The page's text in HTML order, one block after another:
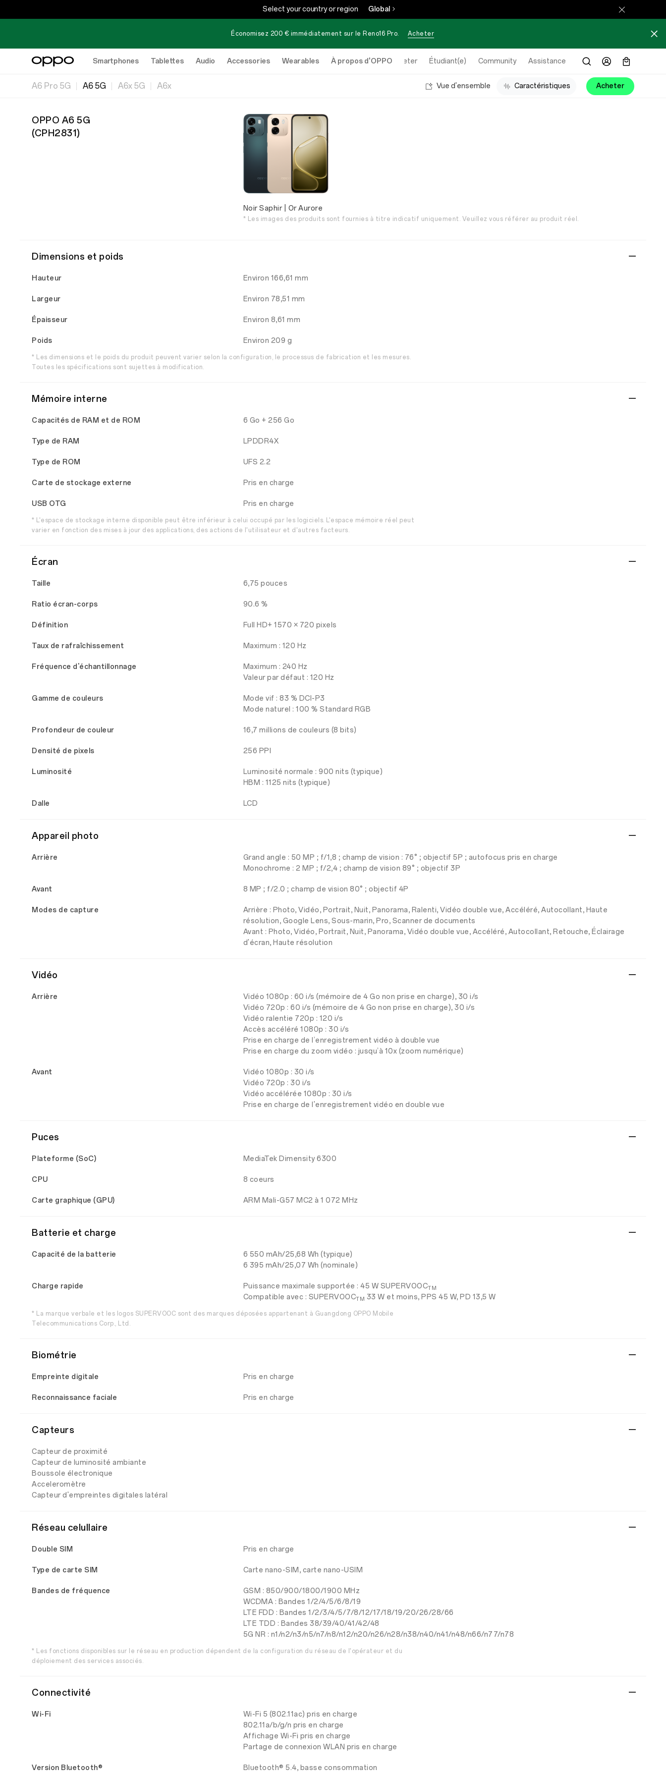
Select your country or region Global
Économisez 200 € immédiatement sur le Reno16 Pro. Acheter
Smartphones Tablettes Audio Accessories Wearables À propos d'OPPOAcheter Étudiant(e) Community Assistance
A6 Pro 5G A6 5G A6x 5G A6x Vue d'ensemble Caractéristiques Acheter
OPPO A6 5G
(CPH2831)
Noir Saphir | Or Aurore
* Les images des produits sont fournies à titre indicatif uniquement. Veuillez vous référer au produit réel.
Dimensions et poids
Hauteur Environ 166,61 mm
Largeur Environ 78,51 mm
Épaisseur Environ 8,61 mm
Poids Environ 209 g
* Les dimensions et le poids du produit peuvent varier selon la configuration, le processus de fabrication et les mesures.
Toutes les spécifications sont sujettes à modification.
Mémoire interne
Capacités de RAM et de ROM 6 Go + 256 Go
Type de RAM LPDDR4X
Type de ROM UFS 2.2
Carte de stockage externe Pris en charge
USB OTG Pris en charge
* L'espace de stockage interne disponible peut être inférieur à celui occupé par les logiciels. L'espace mémoire réel peut
varier en fonction des mises à jour des applications, des actions de l'utilisateur et d'autres facteurs.
Écran
Taille 6,75 pouces
Ratio écran-corps 90.6 %
Définition Full HD+ 1570 × 720 pixels
Taux de rafraîchissement Maximum : 120 Hz
Fréquence d'échantillonnage
Maximum : 240 Hz
Valeur par défaut : 120 Hz
Gamme de couleurs
Mode vif : 83 % DCI-P3
Mode naturel : 100 % Standard RGB
Profondeur de couleur 16,7 millions de couleurs (8 bits)
Densité de pixels 256 PPI
Luminosité
Luminosité normale : 900 nits (typique)
HBM : 1125 nits (typique)
Dalle LCD
Appareil photo
Arrière
Grand angle : 50 MP ; f/1,8 ; champ de vision : 76° ; objectif 5P ; autofocus pris en charge
Monochrome : 2 MP ; f/2,4 ; champ de vision 89° ; objectif 3P
Avant 8 MP ; f/2.0 ; champ de vision 80° ; objectif 4P
Modes de capture
Arrière : Photo, Vidéo, Portrait, Nuit, Panorama, Ralenti, Vidéo double vue, Accéléré, Autocollant, Haute
résolution, Google Lens, Sous-marin, Pro, Scanner de documents
Avant : Photo, Vidéo, Portrait, Nuit, Panorama, Vidéo double vue, Accéléré, Autocollant, Retouche, Éclairage
d'écran, Haute résolution
Vidéo
Arrière
Vidéo 1080p : 60 i/s (mémoire de 4 Go non prise en charge), 30 i/s
Vidéo 720p : 60 i/s (mémoire de 4 Go non prise en charge), 30 i/s
Vidéo ralentie 720p : 120 i/s
Accès accéléré 1080p : 30 i/s
Prise en charge de l’enregistrement vidéo à double vue
Prise en charge du zoom vidéo : jusqu’à 10x (zoom numérique)
Avant
Vidéo 1080p : 30 i/s
Vidéo 720p : 30 i/s
Vidéo accélérée 1080p : 30 i/s
Prise en charge de l'enregistrement vidéo en double vue
Puces
Plateforme (SoC) MediaTek Dimensity 6300
CPU 8 coeurs
Carte graphique (GPU) ARM Mali-G57 MC2 à 1 072 MHz
Batterie et charge
Capacité de la batterie
6 550 mAh/25,68 Wh (typique)
6 395 mAh/25,07 Wh (nominale)
Charge rapide Puissance maximale supportée : 45 W SUPERVOOCTM
Compatible avec : SUPERVOOCTM 33 W et moins, PPS 45 W, PD 13,5 W
* La marque verbale et les logos SUPERVOOC sont des marques déposées appartenant à Guangdong OPPO Mobile
Telecommunications Corp., Ltd.
Biométrie
Empreinte digitale Pris en charge
Reconnaissance faciale Pris en charge
Capteurs
Capteur de proximité
Capteur de luminosité ambiante
Boussole électronique
Acceleromètre
Capteur d'empreintes digitales latéral
Réseau celullaire
Double SIM Pris en charge
Type de carte SIM Carte nano-SIM, carte nano-USIM
Bandes de fréquence
GSM : 850/900/1800/1900 MHz
WCDMA : Bandes 1/2/4/5/6/8/19
LTE FDD : Bandes 1/2/3/4/5/7/8/12/17/18/19/20/26/28/66
LTE TDD : Bandes 38/39/40/41/42/48
5G NR : n1/n2/n3/n5/n7/n8/n12/n20/n26/n28/n38/n40/n41/n48/n66/n77/n78
* Les fonctions disponibles sur le réseau en production dépendent de la configuration du réseau de l'opérateur et du
déploiement des services associés.
Connectivité
Wi-Fi
Wi-Fi 5 (802.11ac) pris en charge
802.11a/b/g/n pris en charge
Affichage Wi-Fi pris en charge
Partage de connexion WLAN pris en charge
Version Bluetooth® Bluetooth® 5.4, basse consommation